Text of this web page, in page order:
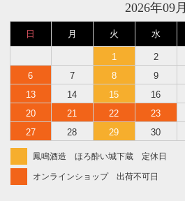
2026年09月
日 月 火 水
1 2
6
7 8 9
13
14 15 16
20
21 22 23
27
28 29 30
鳳鳴酒造 ほろ酔い城下蔵 定休日
オンラインショップ 出荷不可日